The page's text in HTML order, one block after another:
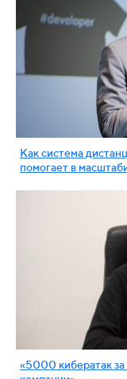
Как система
помогает в
«5000 кибератак